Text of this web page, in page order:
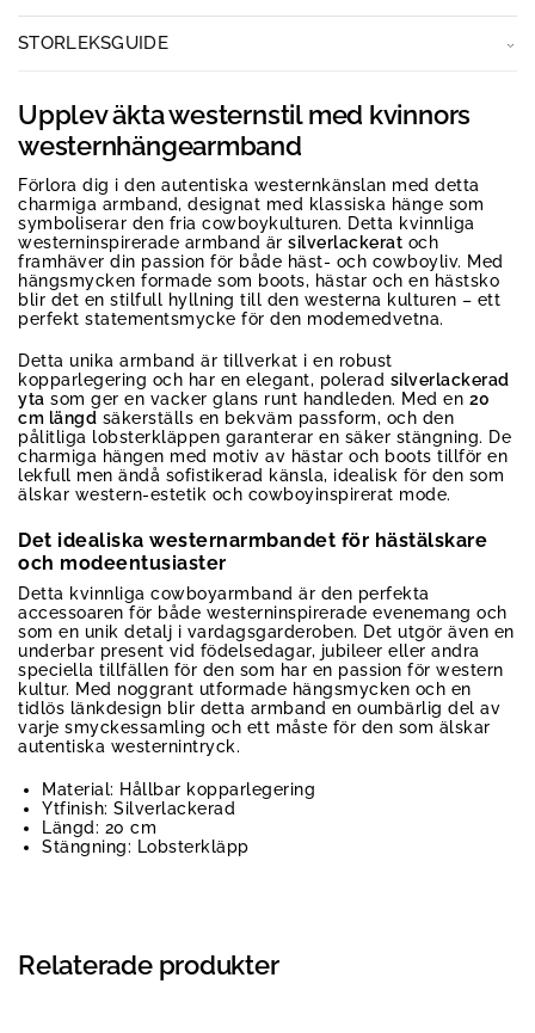
STORLEKSGUIDE
Upplev äkta westernstil med kvinnors
westernhängearmband
Förlora dig i den autentiska westernkänslan med detta
charmiga armband, designat med klassiska hänge som
symboliserar den fria cowboykulturen. Detta kvinnliga
westerninspirerade armband är silverlackerat och
framhäver din passion för både häst- och cowboyliv. Med
hängsmycken formade som boots, hästar och en hästsko
blir det en stilfull hyllning till den westerna kulturen – ett
perfekt statementsmycke för den modemedvetna.
Detta unika armband är tillverkat i en robust
kopparlegering och har en elegant, polerad silverlackerad
yta som ger en vacker glans runt handleden. Med en 20
cm längd säkerställs en bekväm passform, och den
pålitliga lobsterkläppen garanterar en säker stängning. De
charmiga hängen med motiv av hästar och boots tillför en
lekfull men ändå sofistikerad känsla, idealisk för den som
älskar western-estetik och cowboyinspirerat mode.
Det idealiska westernarmbandet för hästälskare
och modeentusiaster
Detta kvinnliga cowboyarmband är den perfekta
accessoaren för både westerninspirerade evenemang och
som en unik detalj i vardagsgarderoben. Det utgör även en
underbar present vid födelsedagar, jubileer eller andra
speciella tillfällen för den som har en passion för western
kultur. Med noggrant utformade hängsmycken och en
tidlös länkdesign blir detta armband en oumbärlig del av
varje smyckessamling och ett måste för den som älskar
autentiska westernintryck.
Material: Hållbar kopparlegering
Ytfinish: Silverlackerad
Längd: 20 cm
Stängning: Lobsterkläpp
Relaterade produkter